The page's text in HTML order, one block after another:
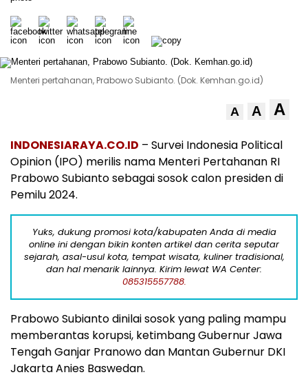
Menteri pertahanan, Prabowo Subianto. (Dok. Kemhan.go.id)
A A A
INDONESIARAYA.CO.ID – Survei Indonesia Political
Opinion (IPO) merilis nama Menteri Pertahanan RI
Prabowo Subianto sebagai sosok calon presiden di
Pemilu 2024.
Yuks, dukung promosi kota/kabupaten Anda di media
online ini dengan bikin konten artikel dan cerita seputar
sejarah, asal-usul kota, tempat wisata, kuliner tradisional,
dan hal menarik lainnya. Kirim lewat WA Center:
085315557788.
Prabowo Subianto dinilai sosok yang paling mampu
memberantas korupsi, ketimbang Gubernur Jawa
Tengah Ganjar Pranowo dan Mantan Gubernur DKI
Jakarta Anies Baswedan.